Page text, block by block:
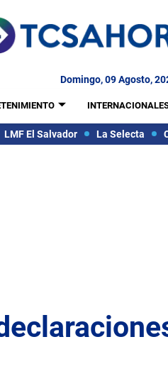
Domingo, 09 Agosto,
LMF El Salvador La Selecta